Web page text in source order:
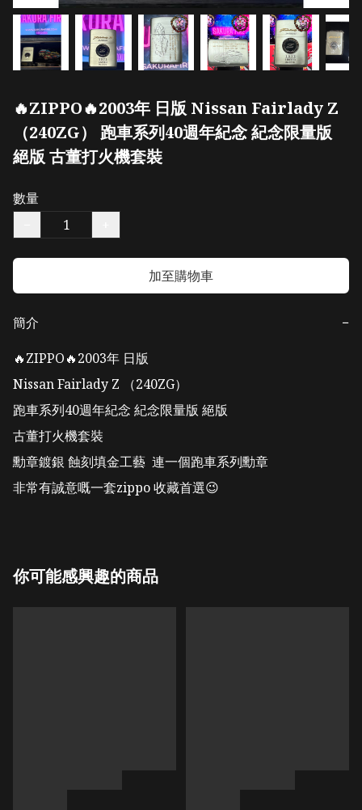
🔥ZIPPO🔥2003年 日版 Nissan Fairlady Z
（240ZG） 跑車系列40週年紀念 紀念限量版
絕版 古董打火機套裝
數量
加至購物車
簡介
−
🔥ZIPPO🔥2003年 日版
Nissan Fairlady Z （240ZG）
跑車系列40週年紀念 紀念限量版 絕版
古董打火機套裝
勳章鍍銀 蝕刻填金工藝  連一個跑車系列勳章
非常有誠意嘅一套zippo 收藏首選😉
你可能感興趣的商品